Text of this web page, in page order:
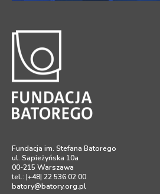
Fundacja im. Stefana Batorego
ul. Sapieżyńska 10a
00-215 Warszawa
tel.: |+48| 22 536 02 00
batory@batory.org.pl